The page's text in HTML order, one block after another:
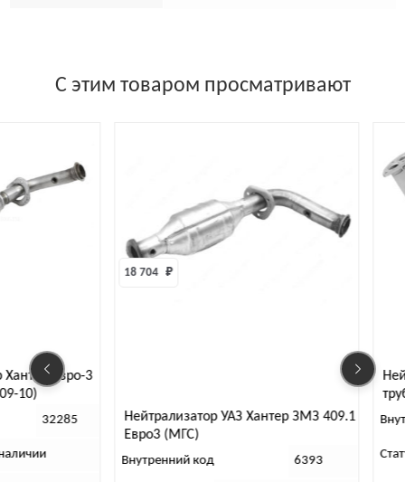
С этим товаром просматривают
Евро-3
Нейтрализатор УАЗ Хантер ЗМЗ 409.1
Евро3 (МГС)
₽
Внутренний код
трубой
409, ЕВРО-
Внутренний